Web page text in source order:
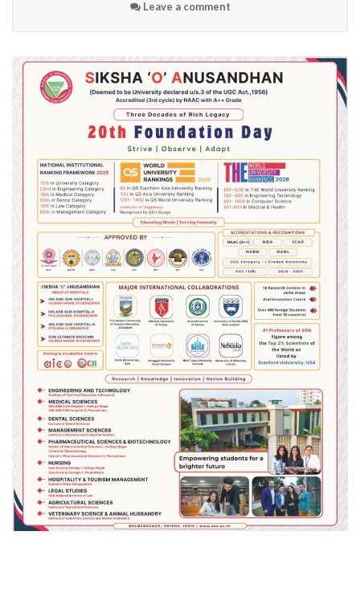
Leave a comment